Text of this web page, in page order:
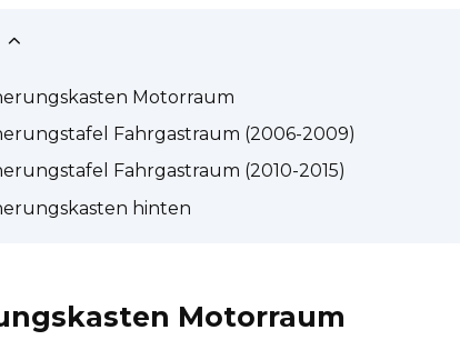
Motorraum
Fahrgastraum (2006-2009)
Fahrgastraum (2010-2015)
hinten
Motorraum